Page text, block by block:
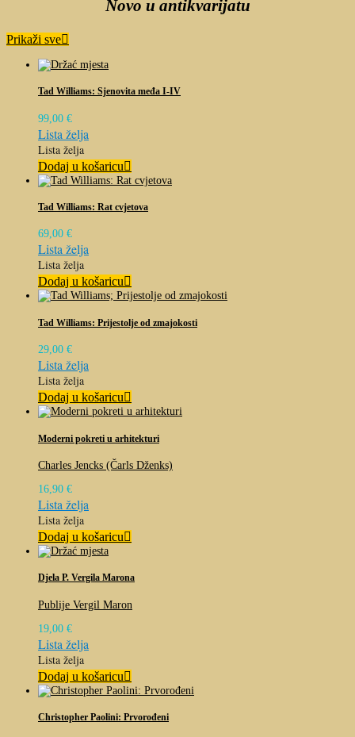
Novo u antikvarijatu
Prikaži sve
Tad Williams: Sjenovita međa I-IV
99,00 €
Lista želja
Lista želja
Dodaj u košaricu
Tad Williams: Rat cvjetova
69,00 €
Lista želja
Lista želja
Dodaj u košaricu
Tad Williams: Prijestolje od zmajokosti
29,00 €
Lista želja
Lista želja
Dodaj u košaricu
Moderni pokreti u arhitekturi
Charles Jencks (Čarls Dženks)
16,90 €
Lista želja
Lista želja
Dodaj u košaricu
Djela P. Vergila Marona
Publije Vergil Maron
19,00 €
Lista želja
Lista želja
Dodaj u košaricu
Christopher Paolini: Prvorođeni